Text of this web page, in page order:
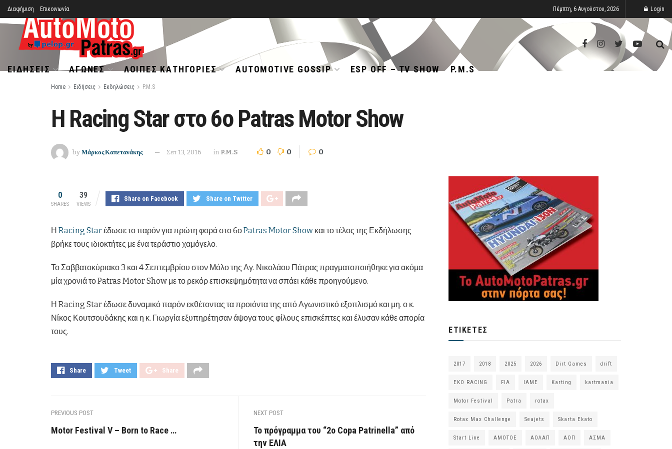
Διαφήμιση Επικοινωνία Πέμπτη, 6 Αυγούστου, 2026 Login
ΕΙΔΉΣΕΙΣ ΑΓΏΝΕΣ ΛΟΙΠΈΣ ΚΑΤΗΓΟΡΊΕΣ AUTOMOTIVE GOSSIP ESP OFF – TV SHOW P.M.S
Home Ειδήσεις Εκδηλώσεις P.M.S
Η Racing Star στο 6ο Patras Motor Show
by Μάρκος Καπετανάκης Σεπ 13, 2016 in P.M.S 0 0 0
0
SHARES
39
VIEWS
Share on Facebook Share on Twitter
Η Racing Starέδωσε το παρόν για πρώτη φορά στο 6οPatras Motor Show και το τέλος της Εκδήλωσης
βρήκε τους ιδιοκτήτες με ένα τεράστιο χαμόγελο.
Το Σαββατοκύριακο 3 και 4 Σεπτεμβρίου στον Μόλο της Αγ. Νικολάου Πάτρας πραγματοποιήθηκε για ακόμα
μία χρονιά το Patras Motor Show με το ρεκόρ επισκεψημότητα να σπάει κάθε προηγούμενο.
Η Racing Star έδωσε δυναμικό παρόν εκθέτοντας τα προιόντα της από Αγωνιστικό εξοπλισμό και μη. ο κ.
Νίκος Κουτσουδάκης και η κ. Γιωργία εξυπηρέτησαν άψογα τους φίλους επισκέπτες και έλυσαν κάθε απορία
τους.
Share Tweet Share
PREVIOUS POST
Motor Festival V – Born to Race …
NEXT POST
Το πρόγραμμα του “2ο Copa Patrinella” από
την ΕΛΙΑ
ΕΤΙΚΈΤΕΣ
2017 2018 2025 2026 Dirt Games drift
EKO RACING FIA IAME Karting kartmania
Motor Festival Patra rotax
Rotax Max Challenge Seajets Skarta Ekato
Start Line ΑΜΟΤΟΕ ΑΟΛΑΠ ΑΟΠ ΑΣΜΑ